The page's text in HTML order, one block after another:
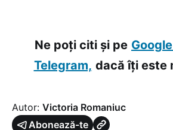
Ne poți citi și pe
Telegram, dacă îți este
Autor: Victoria Romaniuc
Abonează-te